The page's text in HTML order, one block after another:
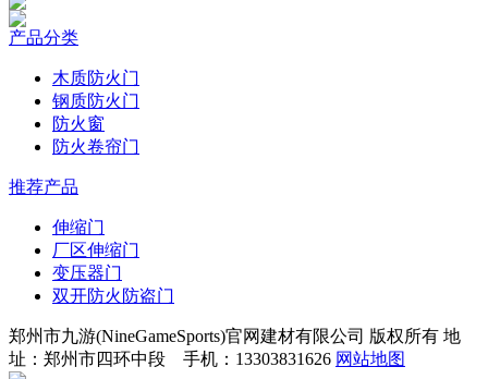
产品分类
木质防火门
钢质防火门
防火窗
防火卷帘门
推荐产品
伸缩门
厂区伸缩门
变压器门
双开防火防盗门
郑州市九游(NineGameSports)官网建材有限公司 版权所有 地
址：郑州市四环中段 手机：13303831626 网站地图